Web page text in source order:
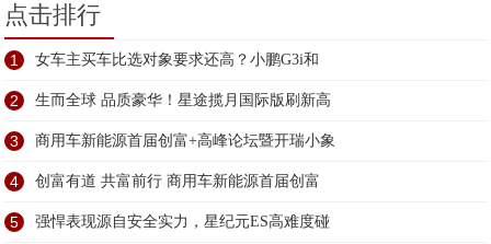
点击排行
1 女车主买车比选对象要求还高？小鹏G3i和
2 生而全球 品质豪华！星途揽月国际版刷新高
3 商用车新能源首届创富+高峰论坛暨开瑞小象
4 创富有道 共富前行 商用车新能源首届创富
5 强悍表现源自安全实力，星纪元ES高难度碰